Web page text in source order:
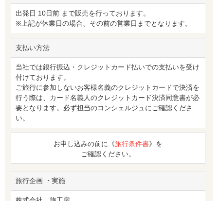
出発日 10日前 まで販売を行っております。
※上記が休業日の場合、その前の営業日までとなります。
支払い方法
当社では銀行振込・クレジットカード払いでの支払いを受け
付けております。
ご旅行に参加しないお客様名義のクレジットカードで決済を
行う際は、カード名義人のクレジットカード決済同意書が必
要となります。必ず担当のコンシェルジュにご確認くださ
い。
お申し込みの前に《旅行条件書》を
ご確認ください。
旅行企画 ・実施